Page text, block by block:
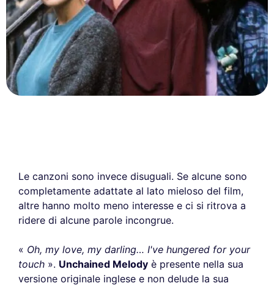
Le canzoni sono invece disuguali. Se alcune sono
completamente adattate al lato mieloso del film,
altre hanno molto meno interesse e ci si ritrova a
ridere di alcune parole incongrue.
« Oh, my love, my darling… I've hungered for your
touch ». Unchained Melody è presente nella sua
versione originale inglese e non delude la sua